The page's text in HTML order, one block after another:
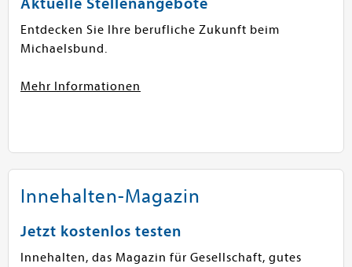
Aktuelle Stellenangebote
Entdecken Sie Ihre berufliche Zukunft beim
Michaelsbund.
Mehr Informationen
Innehalten-Magazin
Jetzt kostenlos testen
Innehalten, das Magazin für Gesellschaft, gutes